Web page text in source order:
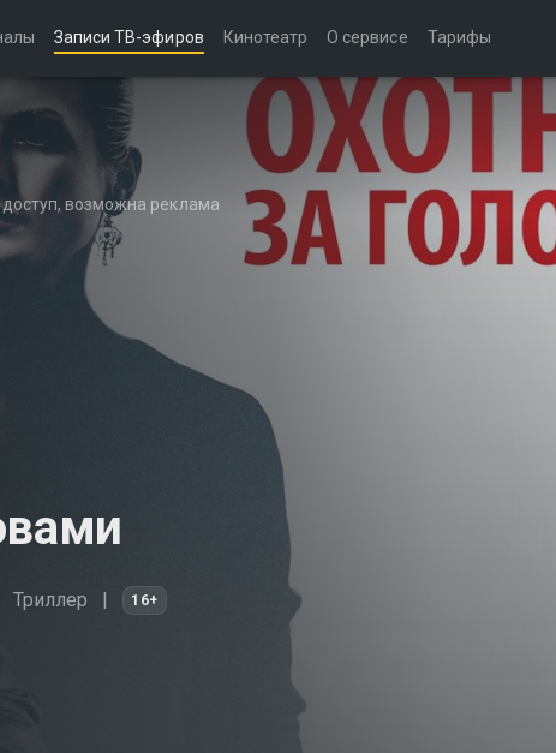
Записи ТВ-эфиров Кинотеатр О сервисе Тарифы
возможна реклама
Триллер 16+